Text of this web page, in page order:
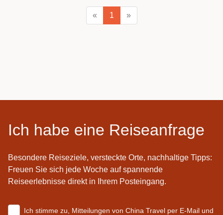
« 1 »
Ich habe eine Reiseanfrage
Besondere Reiseziele, versteckte Orte, nachhaltige Tipps:
Freuen Sie sich jede Woche auf spannende
Reiseerlebnisse direkt in Ihrem Posteingang.
Ich stimme zu, Mitteilungen von China Travel per E-Mail und